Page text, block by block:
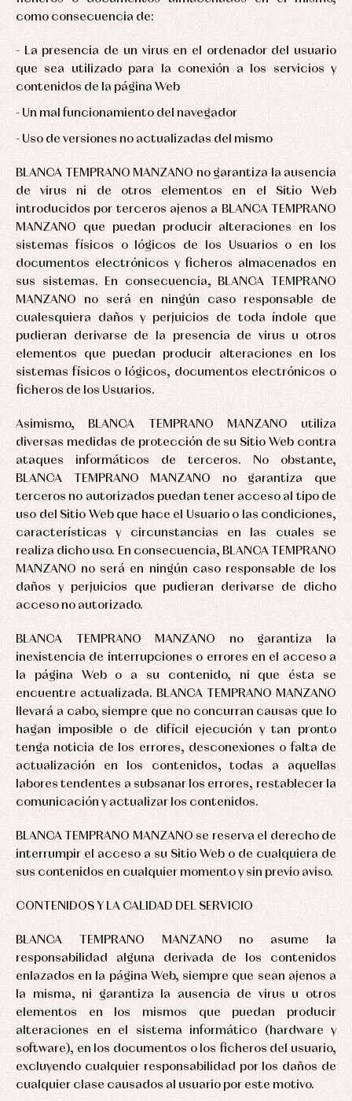
como consecuencia de:
La presencia de un virus en el ordenador del usuario
que sea utilizado para la conexión a los servicios y
contenidos de la página Web
Un mal funcionamiento del navegador
Uso de versiones no actualizadas del mismo
BLANCA TEMPRANO MANZANO no garantiza la ausencia
de virus ni de otros elementos en el Sitio Web
introducidos por terceros ajenos a BLANCA TEMPRANO
MANZANO que puedan producir alteraciones en los
sistemas físicos o lógicos de los Usuarios o en los
documentos electrónicos y ficheros almacenados en
sus sistemas. En consecuencia, BLANCA TEMPRANO
MANZANO no será en ningún caso responsable de
cualesquiera daños y perjuicios de toda índole que
pudieran derivarse de la presencia de virus u otros
elementos que puedan producir alteraciones en los
sistemas físicos o lógicos, documentos electrónicos o
ficheros de los Usuarios.
Asimismo, BLANCA TEMPRANO MANZANO utiliza
diversas medidas de protección de su Sitio Web contra
ataques informáticos de terceros. No obstante,
BLANCA TEMPRANO MANZANO no garantiza que
terceros no autorizados puedan tener acceso al tipo de
uso del Sitio Web que hace el Usuario o las condiciones,
características y circunstancias en las cuales se
realiza dicho uso. En consecuencia, BLANCA TEMPRANO
MANZANO no será en ningún caso responsable de los
daños y perjuicios que pudieran derivarse de dicho
acceso no autorizado.
BLANCA TEMPRANO MANZANO no garantiza la
inexistencia de interrupciones o errores en el acceso a
la página Web o a su contenido, ni que ésta se
encuentre actualizada. BLANCA TEMPRANO MANZANO
llevará a cabo, siempre que no concurran causas que lo
hagan imposible o de difícil ejecución y tan pronto
tenga noticia de los errores, desconexiones o falta de
actualización en los contenidos, todas a aquellas
labores tendentes a subsanar los errores, restablecer la
comunicación y actualizar los contenidos.
BLANCA TEMPRANO MANZANO se reserva el derecho de
interrumpir el acceso a su Sitio Web o de cualquiera de
sus contenidos en cualquier momento y sin previo aviso.
CONTENIDOS Y LA CALIDAD DEL SERVICIO
BLANCA TEMPRANO MANZANO no asume la
responsabilidad alguna derivada de los contenidos
enlazados en la página Web, siempre que sean ajenos a
la misma, ni garantiza la ausencia de virus u otros
elementos en los mismos que puedan producir
alteraciones en el sistema informático (hardware y
software), en los documentos o los ficheros del usuario,
excluyendo cualquier responsabilidad por los daños de
cualquier clase causados al usuario por este motivo.